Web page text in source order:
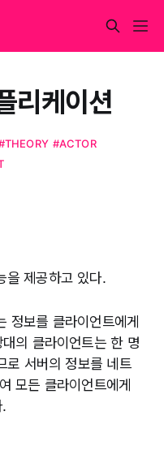
리케이션
#ACTOR
을 제공하고 있다.
정보를 클라이언트에게
의 클라이언트는 한 명
로 서버의 정보를 네트
모든 클라이언트에게